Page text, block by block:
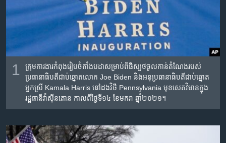
កាន់​
រក
1
ក្រុមការងារកំពុងរៀបចំតាំងបដាសម្រាប់ពិធីស្បថចូលកាន់តំណែងរបស់
ប្រធានាធិបតីជាប់ឆ្នោតលោក Joe Biden និងអនុប្រធានាធិបតីជាប់ឆ្នោត
អ្នកស្រី Kamala Harris នៅដងវិថី Pennsylvania មុខសេតវិមានក្នុង
រដ្ឋធានីវ៉ាស៊ីនតោន កាលពីថ្ងៃទី១៤ ខែមករា ឆ្នាំ២០២១។